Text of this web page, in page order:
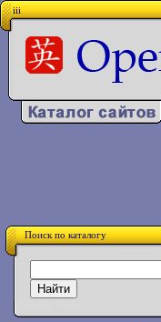
iii
Поиск по каталогу